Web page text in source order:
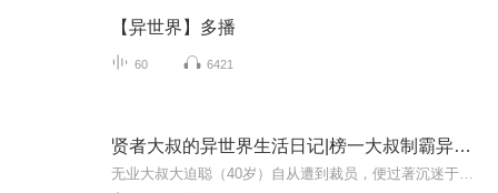
【异世界】多播
60 6421
贤者大叔的异世界生活日记|榜一大叔制霸异世界